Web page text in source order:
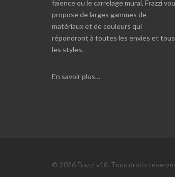
faïence ou le carrelage mural, Frazzi
propose de larges gammes de
matériaux et de couleurs qui
répondront à toutes les envies et tous
les styles.
En savoir plus…
© 2026 Frazzi v18. Tous droits